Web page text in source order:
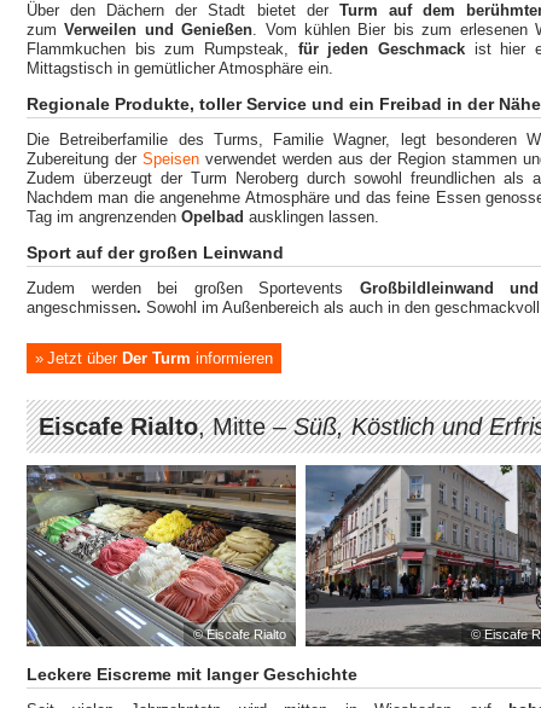
Über den Dächern der Stadt bietet der Turm auf dem
zumVerweilen und Genießen . Vom kühlen Bier bis zum erlesenen
Flammkuchen bis zum Rumpsteak,
für jeden Geschmack ist hier
Mittagstisch in gemütlicher Atmosphäre ein.
Regionale Produkte, toller Service und ein Freibad in der Nähe
Die Betreiberfamilie des Turms, Familie Wagner, legt besonderen
Zubereitung der Speisen verwendet werden aus der Region stammen
Zudem überzeugt der Turm Neroberg durch sowohl freundlichen als
Nachdem man die angenehme Atmosphäre und das feine Essen
Tag im angrenzenden Opelbad ausklingen lassen.
Sport auf der großen Leinwand
Zudem werden bei großen Sportevents Großbildleinwand
angeschmissen. Sowohl im Außenbereich als auch in den
Jetzt über Der Turm informieren
Eiscafe Rialto, Mitte –Süß, Köstlich und
© Eiscafe Rialto © Eiscafe
Leckere Eiscreme mit langer Geschichte